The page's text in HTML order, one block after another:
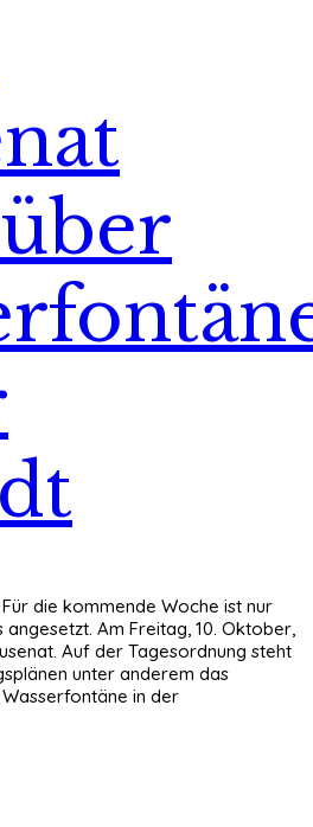
die kommende Woche ist nur
Am Freitag, 10. Oktober,
Auf der Tagesordnung steht
unter anderem das
in der